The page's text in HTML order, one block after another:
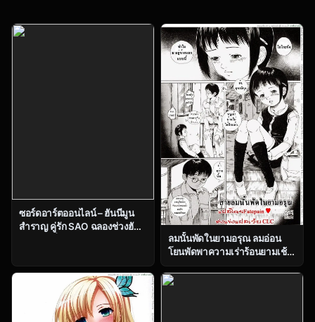
ซอร์ดอาร์ตออนไลน์ – ฮันนีมูน
สำราญ คู่รัก SAO ฉลองช่วงฮันนี
ลมนั้นพัดในยามอรุณ ลมอ่อน
โยนพัดพาความเร่าร้อนยามเช้า
That Wind Blows at Dawn